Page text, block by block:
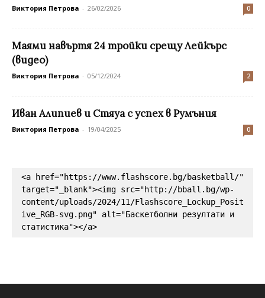
Виктория Петрова - 26/02/2026 0
Маями навъртя 24 тройки срещу Лейкърс
(видео)
Виктория Петрова - 05/12/2024 2
Иван Алипиев и Стяуа с успех в Румъния
Виктория Петрова - 19/04/2025 0
<a href="https://www.flashscore.bg/basketball/"
target="_blank"><img src="http://bball.bg/wp-
content/uploads/2024/11/Flashscore_Lockup_Posit
ive_RGB-svg.png" alt="Баскетболни резултати и
статистика"></a>